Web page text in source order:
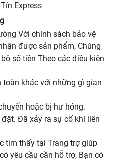
Express
Với chính sách bảo vệ
được sản phẩm, Chúng
số tiền Theo các điều kiện
khác với những gì gian
hoặc bị hư hỏng.
Đã xảy ra sự cố khi liên
tìm thấy tại Trang trợ giúp
yêu cầu cần hỗ trợ, Bạn có